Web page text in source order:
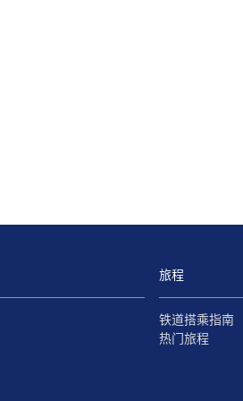
旅程
铁道搭乘指南
热门旅程